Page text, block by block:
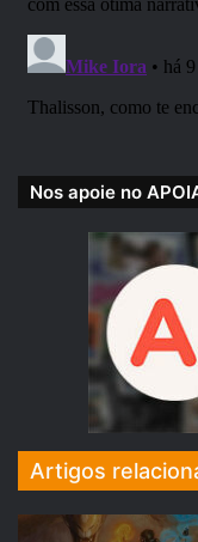
jogadores de
“Um amigo
jovem nerd a
os casts deles
interpretações,
Nos apoie no
Artigos